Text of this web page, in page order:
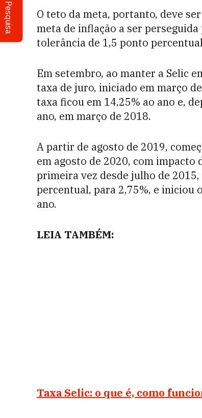
Pesquisa
O teto da meta, portanto, deve
meta de inflação a ser
tolerância de 1,5 ponto
Em setembro, ao manter a Selic
taxa de juro, iniciado em março
taxa ficou em 14,25% ao ano e,
ano, em março de 2018.
A partir de agosto de 2019,
em agosto de 2020, com impacto
primeira vez desde julho de
percentual, para 2,75%, e iniciou
ano.
LEIA TAMBÉM:
Taxa Selic: o que é, como